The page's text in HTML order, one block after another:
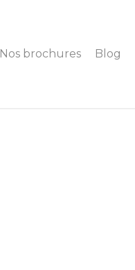
Nos brochures Blog